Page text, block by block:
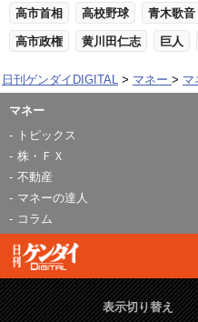
高市首相 高校野球 青木歌音
高市政権 黄川田仁志 巨人
日刊ゲンダイDIGITAL マネー マ
マネー
トピックス
株・ＦＸ
不動産
マネーの達人
コラム
表示切り替え